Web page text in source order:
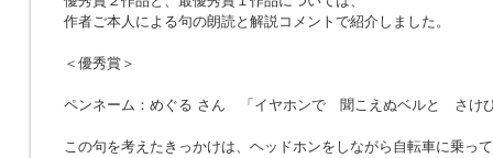
作者ご本人による句の朗読と解説コメントで紹介しました。
＜優秀賞＞
ペンネーム：めぐる さん 「イヤホンで 聞こえぬベルと さけ
この句を考えたきっかけは、ヘッドホンをしながら自転車に乗っ